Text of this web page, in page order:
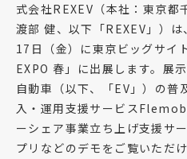
式会社REXEV（本社：東京都
渡部 健、以下「REXEV」）
17日（金）に東京ビッグサイ
EXPO 春」に出展します。展
自動車（以下、「EV」）の普
入・運用支援サービス
ーシェア事業立ち上げ支援サ
プリなどのデモをご覧いただ